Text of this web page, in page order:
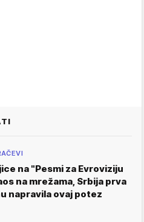
na "Pesmi za Evroviziju
na mrežama, Srbija prva
napravila ovaj potez